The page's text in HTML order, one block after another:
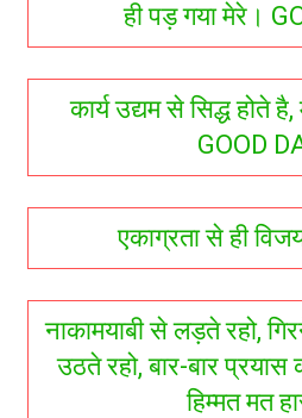
ही पड़ गया मेरे।
कार्य उद्यम से सिद्ध होते
GOOD
एकाग्रता से ही
नाकामयाबी से लड़ते रहो,
उठते रहो, बार-बार
हिम्मत मत